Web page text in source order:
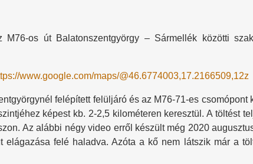
M76-os út Balatonszentgyörgy – Sármellék közötti
www.google.com/maps/@46.6774003,17.2166509,12z
felépített felüljáró és az M76-71-es csomópont
képest kb. 2-2,5 kilométeren keresztül. A töltést
Az alábbi négy video erről készült még 2020
elágazása felé haladva. Azóta a kő nem látszik már a